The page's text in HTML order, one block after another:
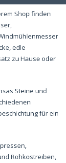
Shop finden
edle
zu Hause oder
Steine und
für ein
Rohkostreiben,